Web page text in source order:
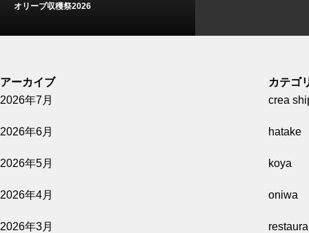
オリーブ収穫祭2026
8/8(土)開催【Wine Pairing Dinner -オリー
アーカイブ
2026年7月
2026年6月
2026年5月
2026年4月
2026年3月
カテゴ
crea
hatake
koya
oniwa